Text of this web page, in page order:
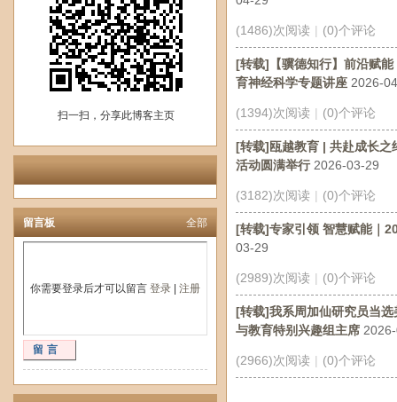
扫一扫，分享此博客主页
留言板 全部
你需要登录后才可以留言 登录 注册
留言
(1486)次阅读 | (0)个评论
[转载]【骥德知行】前沿赋
育神经科学专题讲座 2026-
(1394)次阅读 | (0)个评论
[转载]瓯越教育 | 共赴成长之
活动圆满举行2026-03-29
(3182)次阅读 | (0)个评论
[转载]专家引领 智慧赋能｜
03-29
(2989)次阅读 | (0)个评论
[转载]我系周加仙研究员当
与教育特别兴趣组主席
(2966)次阅读 | (0)个评论